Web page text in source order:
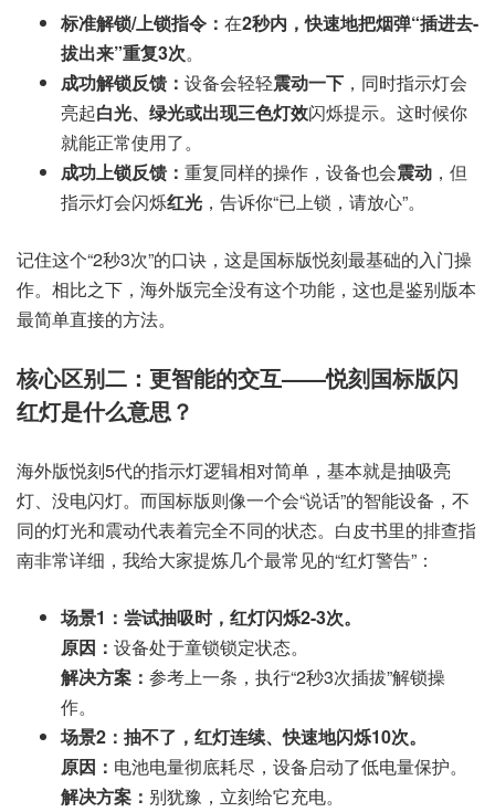
标准解锁/上锁指令： 在2秒内，快速地把烟弹“插进去-
拔出来”重复3次。
成功解锁反馈： 设备会轻轻震动一下 ，同时指示灯会
亮起白光、绿光或出现三色灯效闪烁提示。这时候你
就能正常使用了。
成功上锁反馈： 重复同样的操作，设备也会震动 ，但
指示灯会闪烁红光 ，告诉你“已上锁，请放心”。
记住这个“2秒3次”的口诀，这是国标版悦刻最基础的入门操
作。相比之下，海外版完全没有这个功能，这也是鉴别版本
最简单直接的方法。
核心区别二：更智能的交互——悦刻国标版闪
红灯是什么意思？
海外版悦刻5代的指示灯逻辑相对简单，基本就是抽吸亮
灯、没电闪灯。而国标版则像一个会“说话”的智能设备，不
同的灯光和震动代表着完全不同的状态。白皮书里的排查指
南非常详细，我给大家提炼几个最常见的“红灯警告”：
场景1：尝试抽吸时，红灯闪烁2-3次。
原因： 设备处于童锁锁定状态。
解决方案： 参考上一条，执行“2秒3次插拔”解锁操
作。
场景2：抽不了，红灯连续、快速地闪烁10次。
原因： 电池电量彻底耗尽，设备启动了低电量保护。
解决方案： 别犹豫，立刻给它充电。